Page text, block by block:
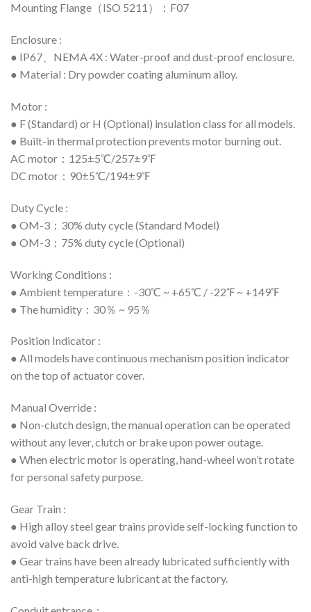
Mounting Flange（ISO 5211）：F07
Enclosure :
● IP67、NEMA 4X : Water-proof and dust-proof enclosure.
● Material : Dry powder coating aluminum alloy.
Motor :
● F (Standard) or H (Optional) insulation class for all models.
● Built-in thermal protection prevents motor burning out.
AC motor：125±5℃/257±9℉
DC motor：90±5℃/194±9℉
Duty Cycle :
● OM-3：30% duty cycle (Standard Model)
● OM-3：75% duty cycle (Optional)
Working Conditions :
● Ambient temperature：-30℃ ~ +65℃ / -22℉ ~ +149℉
● The humidity：30％ ~ 95％
Position Indicator :
● All models have continuous mechanism position indicator
on the top of actuator cover.
Manual Override :
● Non-clutch design, the manual operation can be operated
without any lever, clutch or brake upon power outage.
● When electric motor is operating, hand-wheel won’t rotate
for personal safety purpose.
Gear Train :
● High alloy steel gear trains provide self-locking function to
avoid valve back drive.
● Gear trains have been already lubricated sufficiently with
anti-high temperature lubricant at the factory.